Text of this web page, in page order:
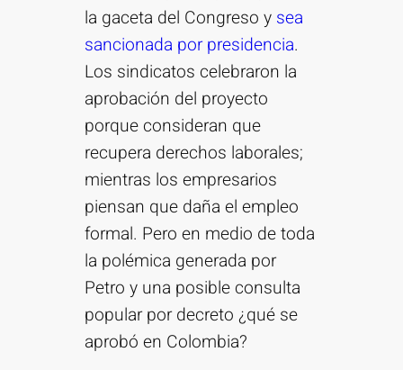
la gaceta del Congreso y sea
sancionada por presidencia.
Los sindicatos celebraron la
aprobación del proyecto
porque consideran que
recupera derechos laborales;
mientras los empresarios
piensan que daña el empleo
formal. Pero en medio de toda
la polémica generada por
Petro y una posible consulta
popular por decreto ¿qué se
aprobó en Colombia?